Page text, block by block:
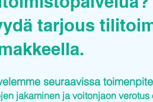
tarjous
seuraavissa
jakaminen ja voitonjaon